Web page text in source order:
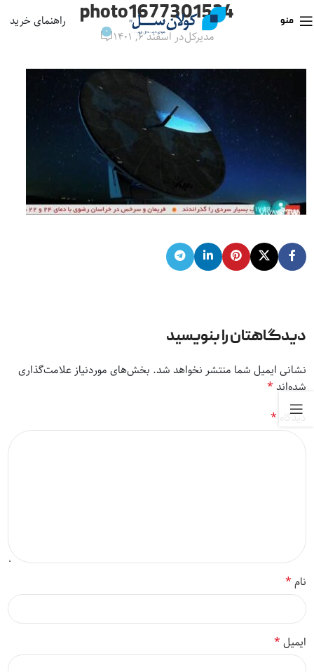
منو راهنمای خرید photo1677301524
مدیرکلدر اسفند ۶, ۱۴۰۱ 0
دیدگاهتان را بنویسید
نشانی ایمیل شما منتشر نخواهد شد. بخش‌های موردنیاز علامت‌گذاری
شده‌اند*
دیدگاه *
نام*
ایمیل*